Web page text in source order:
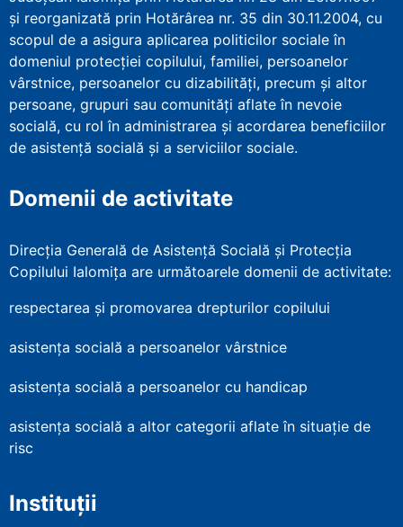
şi reorganizată prin Hotărârea nr. 35 din 30.11.2004, cu
scopul de a asigura aplicarea politicilor sociale în
domeniul protecţiei copilului, familiei, persoanelor
vârstnice, persoanelor cu dizabilităţi, precum şi altor
persoane, grupuri sau comunităţi aflate în nevoie
socială, cu rol în administrarea şi acordarea beneficiilor
de asistenţă socială şi a serviciilor sociale.
Domenii de activitate
Direcția Generală de Asistență Socială și Protecția
Copilului Ialomița are următoarele domenii de activitate:
respectarea și promovarea drepturilor copilului
asistența socială a persoanelor vârstnice
asistența socială a persoanelor cu handicap
asistența socială a altor categorii aflate în situație de
risc
Instituții